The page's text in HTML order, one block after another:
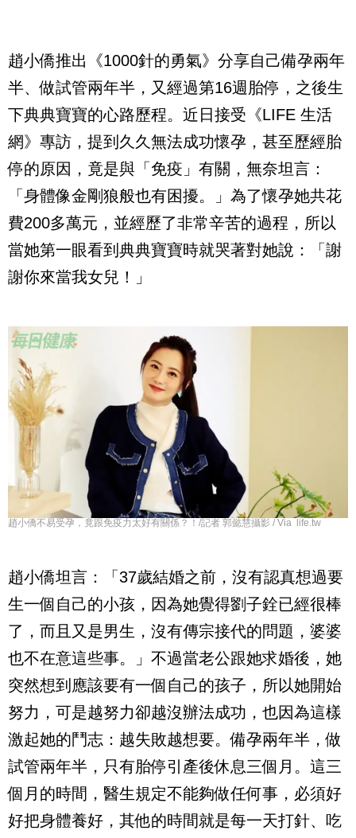
趙小僑推出《1000針的勇氣》分享自己備孕兩年
半、做試管兩年半，又經過第16週胎停，之後生
下典典寶寶的心路歷程。近日接受《LIFE 生活
網》專訪，提到久久無法成功懷孕，甚至歷經胎
停的原因，竟是與「免疫」有關，無奈坦言：
「身體像金剛狼般也有困擾。」為了懷孕她共花
費200多萬元，並經歷了非常辛苦的過程，所以
當她第一眼看到典典寶寶時就哭著對她說：「謝
謝你來當我女兒！」
趙小僑不易受孕，竟跟免疫力太好有關係？！/記者 郭懿慧攝影 / Via life.tw
趙小僑坦言：「37歲結婚之前，沒有認真想過要
生一個自己的小孩，因為她覺得劉子銓已經很棒
了，而且又是男生，沒有傳宗接代的問題，婆婆
也不在意這些事。」不過當老公跟她求婚後，她
突然想到應該要有一個自己的孩子，所以她開始
努力，可是越努力卻越沒辦法成功，也因為這樣
激起她的鬥志：越失敗越想要。備孕兩年半，做
試管兩年半，只有胎停引產後休息三個月。這三
個月的時間，醫生規定不能夠做任何事，必須好
好把身體養好，其他的時間就是每一天打針、吃